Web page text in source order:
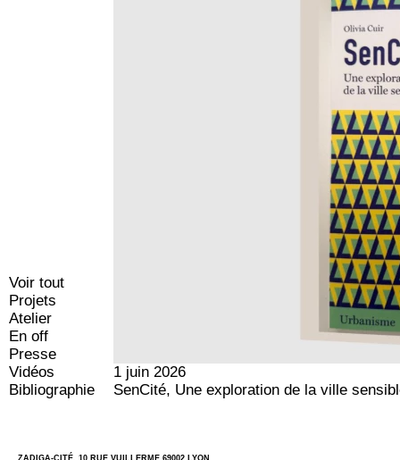
Voir tout
Projets
Atelier
En off
Presse
Vidéos
Bibliographie
1 juin 2026
SenCité, Une exploration de la ville
ZADIGA-CITÉ, 10 RUE VUILLERME 69002 LYON